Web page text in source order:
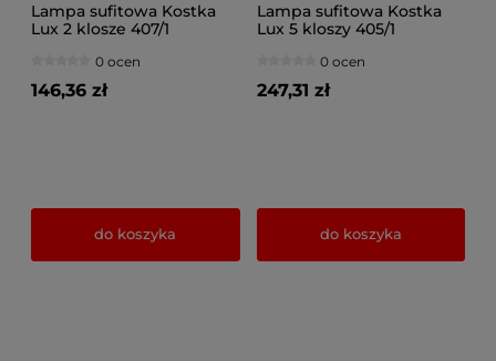
Lampa sufitowa Kostka
Lux 2 klosze 407/1
0 ocen
146,36 zł
do koszyka
Lampa sufitowa Kostka
Lux 5 kloszy 405/1
0 ocen
247,31 zł
do koszyka